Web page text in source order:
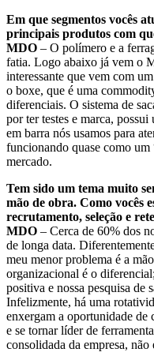
Em que segmentos vocês
principais produtos com
MDO – O polímero e a
fatia. Logo abaixo já vem o
interessante que vem com
o boxe, que é uma
diferenciais. O sistema de
por ter testes e marca,
em barra nós usamos para
funcionando quase como
mercado.
Tem sido um tema muito
mão de obra. Como vocês
recrutamento, seleção e
MDO – Cerca de 60% dos
de longa data.
meu menor problema é a
organizacional é o
positiva e nossa pesquisa de
Infelizmente, há uma
enxergam a oportunidade
e se tornar líder de
consolidada da empresa,